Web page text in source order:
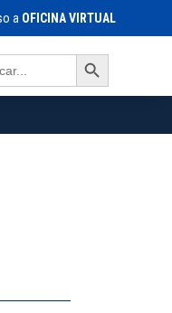
a OFICINA VIRTUAL
Search Button